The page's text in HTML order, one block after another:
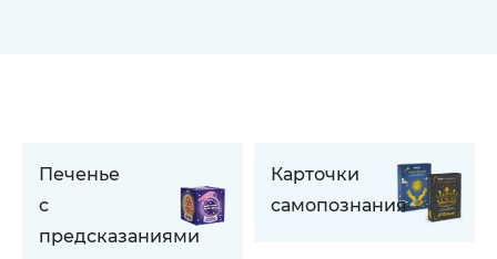
Печенье
с
предсказаниями
Карточки
самопознания